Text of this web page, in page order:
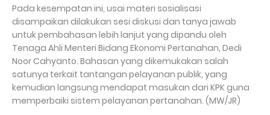
Pada kesempatan ini, usai materi sosialisasi
disampaikan dilakukan sesi diskusi dan tanya jawab
untuk pembahasan lebih lanjut yang dipandu oleh
Tenaga Ahli Menteri Bidang Ekonomi Pertanahan, Dedi
Noor Cahyanto. Bahasan yang dikemukakan salah
satunya terkait tantangan pelayanan publik, yang
kemudian langsung mendapat masukan dari KPK guna
memperbaiki sistem pelayanan pertanahan. (MW/JR)